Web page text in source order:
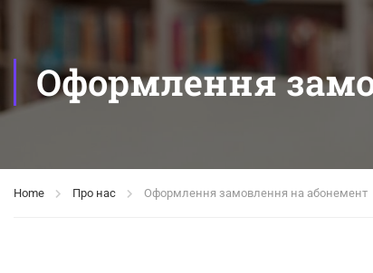
Оформлення
Home Про нас Оформлення замовлення на абонемент